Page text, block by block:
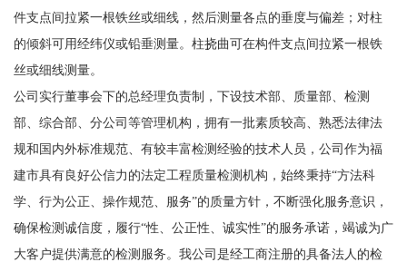
件支点间拉紧一根铁丝或细线，然后测量各点的垂度与偏差；对柱
的倾斜可用经纬仪或铅垂测量。柱挠曲可在构件支点间拉紧一根铁
丝或细线测量。
公司实行董事会下的总经理负责制，下设技术部、质量部、检测
部、综合部、分公司等管理机构，拥有一批素质较高、熟悉法律法
规和国内外标准规范、有较丰富检测经验的技术人员，公司作为福
建市具有良好公信力的法定工程质量检测机构，始终秉持“方法科
学、行为公正、操作规范、服务”的质量方针，不断强化服务意识，
确保检测诚信度，履行“性、公正性、诚实性”的服务承诺，竭诚为广
大客户提供满意的检测服务。我公司是经工商注册的具备法人的检